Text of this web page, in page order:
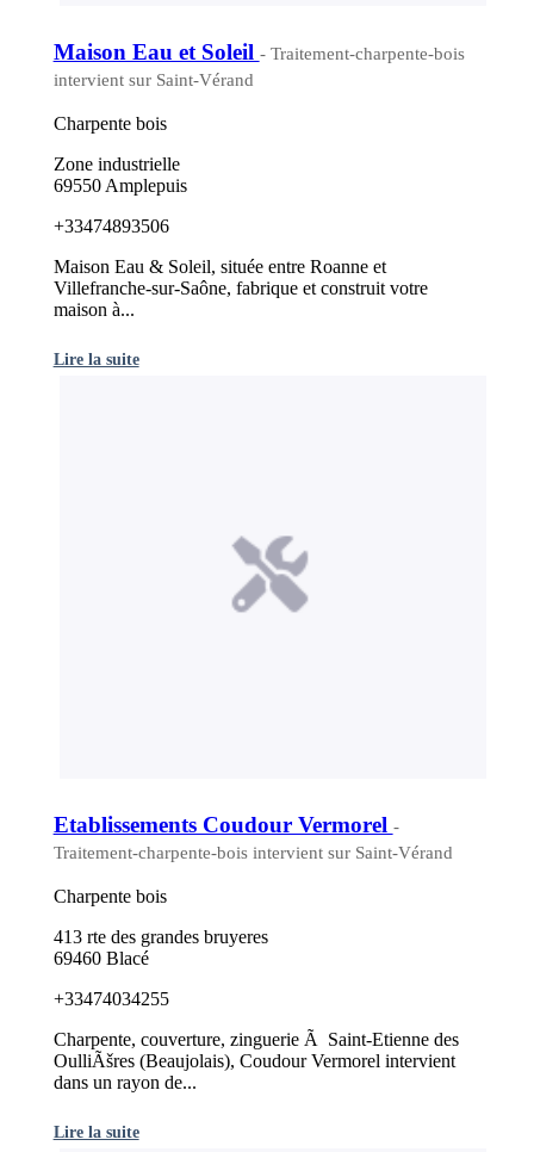
Maison Eau et Soleil - Traitement-charpente-bois
intervient sur Saint-Vérand
Charpente bois
Zone industrielle
69550 Amplepuis
+33474893506
Maison Eau & Soleil, située entre Roanne et
Villefranche-sur-Saône, fabrique et construit votre
maison à...
Lire la suite
Etablissements Coudour Vermorel -
Traitement-charpente-bois intervient sur Saint-Vérand
Charpente bois
413 rte des grandes bruyeres
69460 Blacé
+33474034255
Charpente, couverture, zinguerie Ã Saint-Etienne des
OulliÃšres (Beaujolais), Coudour Vermorel intervient
dans un rayon de...
Lire la suite